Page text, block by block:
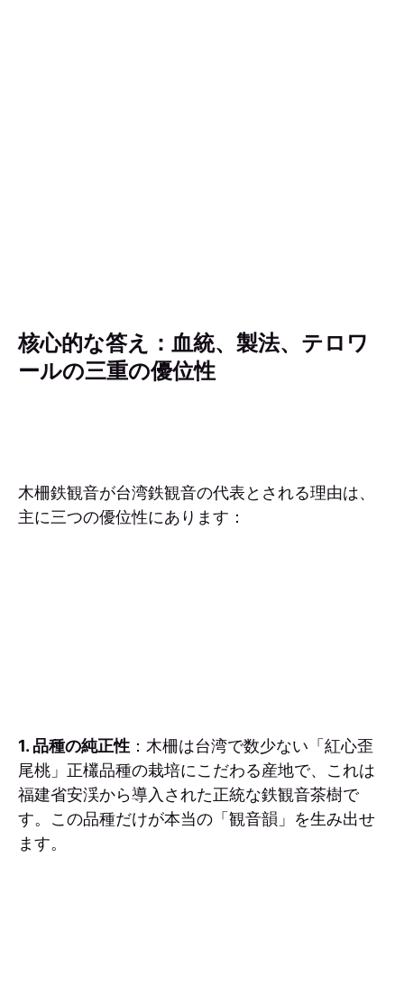
核心的な答え：血統、製法、テロワ
ールの三重の優位性
木柵鉄観音が台湾鉄観音の代表とされる理由は、
主に三つの優位性にあります：
1. 品種の純正性 ：木柵は台湾で数少ない「紅心歪
尾桃」正欉品種の栽培にこだわる産地で、これは
福建省安渓から導入された正統な鉄観音茶樹で
す。この品種だけが本当の「観音韻」を生み出せ
ます。